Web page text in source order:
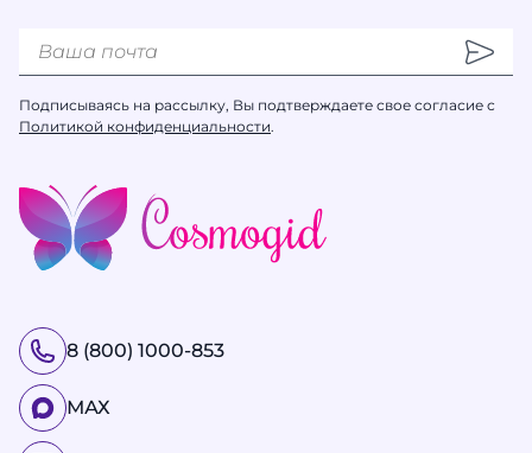
Подписываясь на рассылку, Вы подтверждаете свое согласие с
Политикой конфиденциальности.
8 (800) 1000-853
МАХ